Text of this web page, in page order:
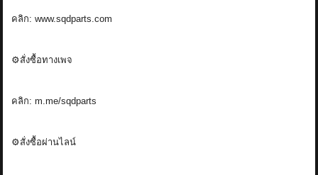
คลิก: www.sqdparts.com
⚙️สั่งซื้อทางเพจ
คลิก: m.me/sqdparts
⚙️สั่งซื้อผ่านไลน์